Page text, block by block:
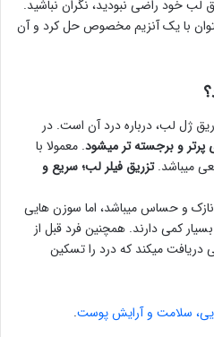
لب خود راضی نبودید، نگران نباشید.
با یک آنزیم مخصوص حل کرد و آن
ژل لب، درباره درد آن است. در
و برجسته تر میشود. معمولا با
میباشد.تزریق فیلر لب؛ سریع و
و حساس میباشد، اما سوزن هایی
کمی دارند. همچنین فرد قبل از
میکند که درد را تسکین
سلامت و آرایش پوست.